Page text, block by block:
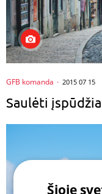
GFB komanda 2015 07 15
Saulėti
Šioje